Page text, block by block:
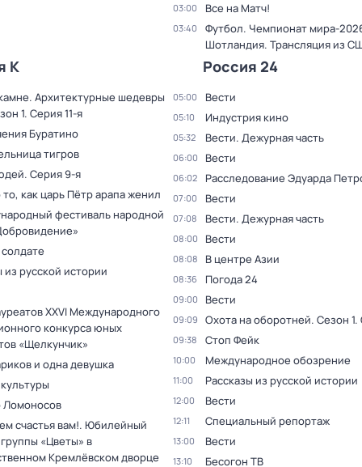
03:00 Все на Матч!
03:40
Футбол. Чемпионат мира-
Шотландия. Трансляция из
К
Архитектурные шедевры
1. Серия 11-я
Буратино
тигров
. Серия 9-я
как царь Пётр арапа женил
фестиваль народной
из русской истории
XXVI Международного
конкурса юных
«Щелкунчик»
и одна девушка
счастья вам!. Юбилейный
«Цветы» в
Кремлёвском дворце
Россия 24
05:00 Вести
05:10 Индустрия кино
05:32 Вести. Дежурная часть
06:00 Вести
06:02 Расследование Эдуарда
07:00 Вести
07:08 Вести. Дежурная часть
08:00 Вести
08:08 В центре Азии
08:36 Погода 24
09:00 Вести
09:09 Охота на оборотней. Сезон 1.
09:38 Стоп Фейк
10:00 Международное обозрение
11:00 Рассказы из русской истории
12:00 Вести
12:11 Специальный репортаж
13:00 Вести
13:10 Бесогон ТВ